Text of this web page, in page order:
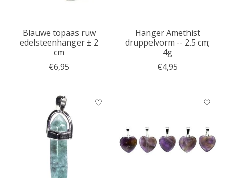
Blauwe topaas ruw
edelsteenhanger ± 2
cm
€6,95
Hanger Amethist
druppelvorm -- 2.5 cm;
4g
€4,95